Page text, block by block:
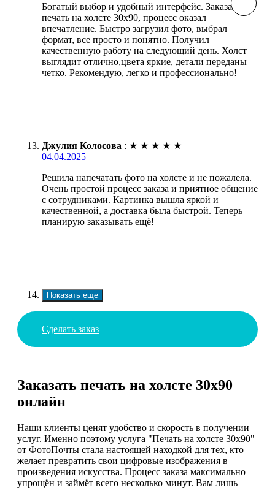
Богатый выбор и удобный интерфейс. Заказал
печать на холсте 30х90, процесс оказал
впечатление. Быстро загрузил фото, выбрал
формат, все просто и понятно. Получил
качественную работу на следующий день. Холст
выглядит отлично,цвета яркие, детали переданы
четко. Рекомендую, легко и профессионально!
Джулия Колосова : ★ ★ ★ ★ ★
04.04.2025
Решила напечатать фото на холсте и не пожалела.
Очень простой процесс заказа и приятное общение
с сотрудниками. Картинка вышла яркой и
качественной, а доставка была быстрой. Теперь
планирую заказывать ещё!
Показать еще
Сделать заказ
Заказать печать на холсте 30х90
онлайн
Наши клиенты ценят удобство и скорость в получении
услуг. Именно поэтому услуга "Печать на холсте 30х90"
от ФотоПочты стала настоящей находкой для тех, кто
желает превратить свои цифровые изображения в
произведения искусства. Процесс заказа максимально
упрощён и займёт всего несколько минут. Вам лишь